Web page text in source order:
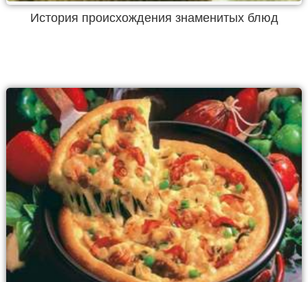
История происхождения знаменитых блюд